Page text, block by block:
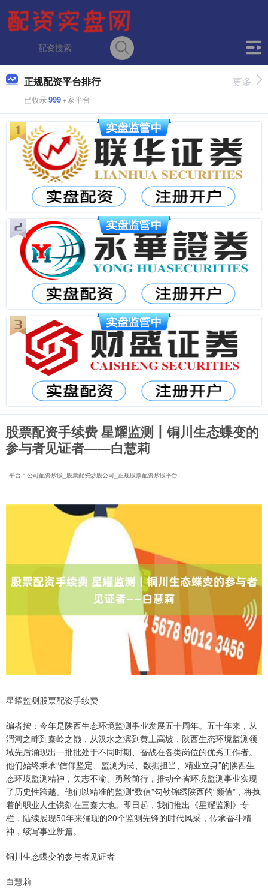
正规配资平台排行
已收录999+家平台
更多
股票配资手续费 星耀监测丨铜川生态蝶变的
参与者见证者——白慧莉
平台：公司配资炒股_股票配资炒股公司_正规股票配资炒股平台
星耀监测股票配资手续费
编者按：今年是陕西生态环境监测事业发展五十周年。五十年来，从
渭河之畔到秦岭之巅，从汉水之滨到黄土高坡，陕西生态环境监测领
域先后涌现出一批批处于不同时期、奋战在各类岗位的优秀工作者。
他们始终秉承“信仰坚定、监测为民、数据担当、精业立身”的陕西生
态环境监测精神，矢志不渝、勇毅前行，推动全省环境监测事业实现
了历史性跨越。他们以精准的监测“数值”勾勒锦绣陕西的“颜值”，将执
着的职业人生镌刻在三秦大地。即日起，我们推出《星耀监测》专
栏，陆续展现50年来涌现的20个监测先锋的时代风采，传承奋斗精
神，续写事业新篇。
铜川生态蝶变的参与者见证者
白慧莉